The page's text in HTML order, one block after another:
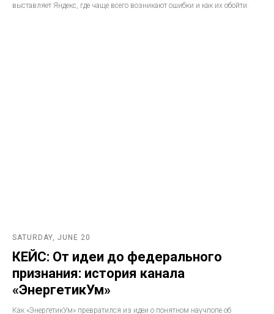
выставляет Яндекс, где чаще всего возникают ошибки и как их обойти.
SATURDAY, JUNE 20
КЕЙС: От идеи до федерального
признания: история канала
«ЭнергетикУм»
Как «ЭнергетикУм» превратился из идеи о понятном научпопе об